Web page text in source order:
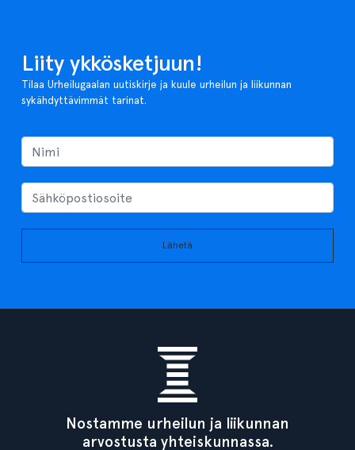
Liity ykkösketjuun!
Tilaa Urheilugaalan uutiskirje ja kuule urheilun ja liikunnan
sykähdyttävimmät tarinat.
Lähetä
Nostamme urheilun ja liikunnan
arvostusta yhteiskunnassa.